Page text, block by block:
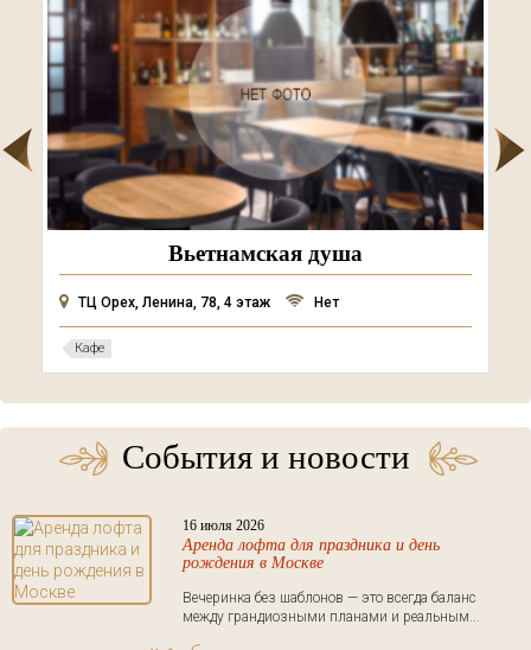
Вьетнамская душа
ТЦ Орех, Ленина, 78, 4 этаж Нет
Кафе
События и новости
16 июля 2026
Аренда лофта для праздника и день
рождения в Москве
Вечеринка без шаблонов — это всегда баланс
между грандиозными планами и реальным...